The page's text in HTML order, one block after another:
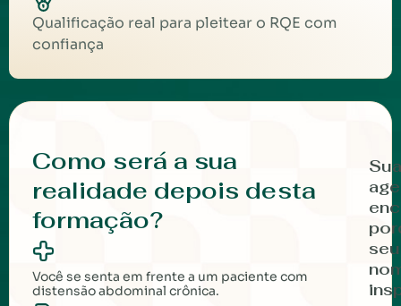
Qualificação real para pleitear o RQE com
confiança
Como será a sua
realidade depois desta
formação?
Você se senta em frente a um paciente com
distensão abdominal crônica.
Sua
seu